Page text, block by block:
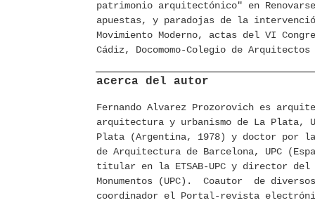
patrimonio arquitectónico" en
apuestas, y paradojas de la
Movimiento Moderno, actas del VI
Cádiz, Docomomo-Colegio de
acerca del autor
Fernando Alvarez Prozorovich es
arquitectura y urbanismo de La Plata,
Plata (Argentina, 1978) y doctor por la
de Arquitectura de Barcelona, UPC
titular en la ETSAB-UPC y director del
Monumentos (UPC). Coautor de
coordinador el Portal-revista